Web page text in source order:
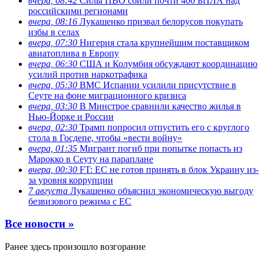
российскими регионами
вчера, 08:16 Лукашенко призвал белорусов покупать
избы в селах
вчера, 07:30 Нигерия стала крупнейшим поставщиком
авиатоплива в Европу
вчера, 06:30 США и Колумбия обсуждают координацию
усилий против наркотрафика
вчера, 05:30 ВМС Испании усилили присутствие в
Сеуте на фоне миграционного кризиса
вчера, 03:30 В Минстрое сравнили качество жилья в
Нью-Йорке и России
вчера, 02:30 Трамп попросил отпустить его с круглого
стола в Госдепе, чтобы «вести войну»
вчера, 01:35 Мигрант погиб при попытке попасть из
Марокко в Сеуту на параплане
вчера, 00:30 FT: ЕС не готов принять в блок Украину из-
за уровня коррупции
7 августа Лукашенко объяснил экономическую выгоду
безвизового режима с ЕС
Все новости »
Ранее здесь произошло возгорание